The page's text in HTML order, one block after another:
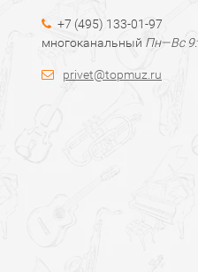
+7 (495) 133-01-97
многоканальный Пн—Вс
privet@topmuz.ru